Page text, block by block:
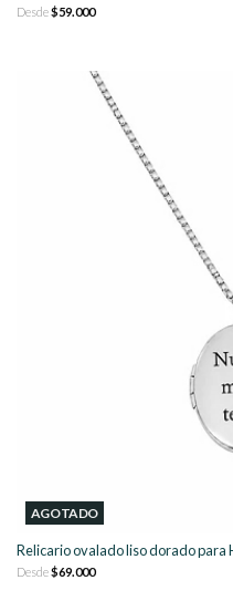
Desde$59.000
AGOTADO
Relicario ovalado liso dorado para
Desde$69.000